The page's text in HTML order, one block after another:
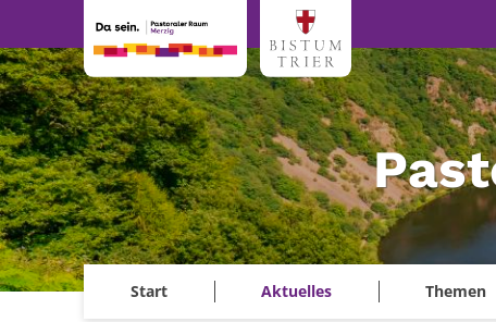
Start Aktuelles Themen